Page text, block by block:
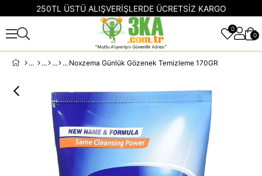
250TL ÜSTÜ ALIŞVERİŞLERDE ÜCRETSİZ KARGO
0
0
Noxzema Günlük Gözenek Temizleme 170GR